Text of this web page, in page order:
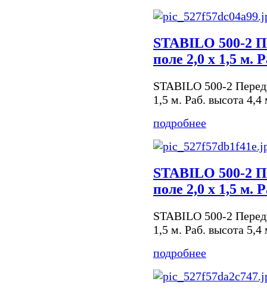
STABILO 500-2
поле 2,0 х 1,5 м.
STABILO 500-2
1,5 м. Раб. высота 4,4
подробнее
STABILO 500-2
поле 2,0 х 1,5 м.
STABILO 500-2
1,5 м. Раб. высота 5,4
подробнее